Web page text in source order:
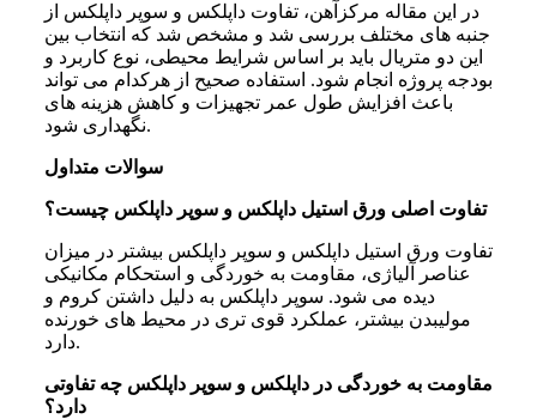
در این مقاله مرکزآهن، تفاوت داپلکس و سوپر داپلکس از
جنبه های مختلف بررسی شد و مشخص شد که انتخاب بین
این دو متریال باید بر اساس شرایط محیطی، نوع کاربرد و
بودجه پروژه انجام شود. استفاده صحیح از هرکدام می تواند
باعث افزایش طول عمر تجهیزات و کاهش هزینه های
نگهداری شود.
سوالات متداول
تفاوت اصلی ورق استیل داپلکس و سوپر داپلکس چیست؟
تفاوت ورق استیل داپلکس و سوپر داپلکس بیشتر در میزان
عناصر آلیاژی، مقاومت به خوردگی و استحکام مکانیکی
دیده می شود. سوپر داپلکس به دلیل داشتن کروم و
مولیبدن بیشتر، عملکرد قوی تری در محیط های خورنده
دارد.
مقاومت به خوردگی در داپلکس و سوپر داپلکس چه تفاوتی
دارد؟